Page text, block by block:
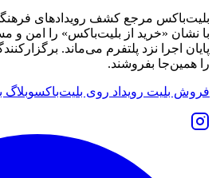
بلیت‌باکس مرجع کشف رویدادهای
با نشان «خرید از بلیت‌باکس» را امن و
پایان اجرا نزد پلتفرم می‌ماند.
را همین‌جا بفروشند.
فروش بلیت رویداد روی بلیت‌باکسوبلاگ